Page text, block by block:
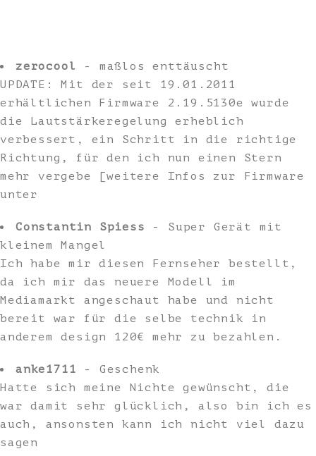
zerocool - maßlos enttäuscht
UPDATE: Mit der seit 19.01.2011
erhältlichen Firmware 2.19.5130e wurde
die Lautstärkeregelung erheblich
verbessert, ein Schritt in die richtige
Richtung, für den ich nun einen Stern
mehr vergebe [weitere Infos zur Firmware
unter
Constantin Spiess - Super Gerät mit
kleinem Mangel
Ich habe mir diesen Fernseher bestellt,
da ich mir das neuere Modell im
Mediamarkt angeschaut habe und nicht
bereit war für die selbe technik in
anderem design 120€ mehr zu bezahlen.
anke1711 - Geschenk
Hatte sich meine Nichte gewünscht, die
war damit sehr glücklich, also bin ich es
auch, ansonsten kann ich nicht viel dazu
sagen